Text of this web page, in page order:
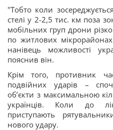
"Тобто коли
стелі у 2-2,5 тис. км поза
мобільних груп дрони
по житлових
нанівець можливості
пояснив він.
Крім того, противник
подвійних ударів –
обʼєкти з максимальною
українців. Коли до
приступають
нового удару.